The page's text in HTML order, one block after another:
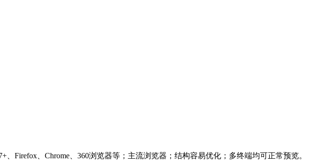
Firefox、Chrome、360浏览器等；主流浏览器；结构容易优化；多终端均可正常预览。